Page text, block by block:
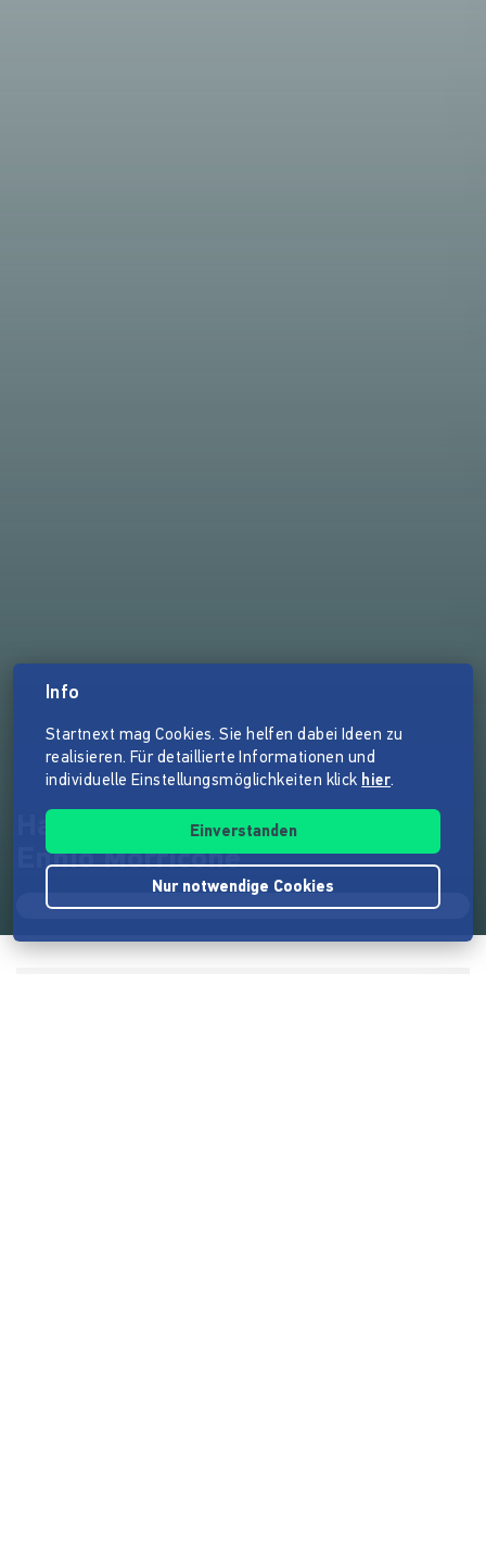
Hank und die Shakers spielen
Ennio Morricone
Info
Startnext mag Cookies. Sie helfen dabei Ideen zu
realisieren. Für detaillierte Informationen und
individuelle Einstellungsmöglichkeiten klick hier.
Einverstanden
Nur notwendige Cookies